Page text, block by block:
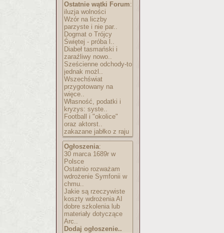
Ostatnie wątki Forum:
iluzja wolności
Wzór na liczby
parzyste i nie par..
Dogmat o Trójcy
Świętej - próba l..
Diabeł tasmański i
zaraźliwy nowo..
Sześcienne odchody-to
jednak możl..
Wszechświat
przygotowany na
więce..
Własność, podatki i
kryzys: syste..
Football i "okolice"
oraz aktorst..
zakazane jabłko z raju
Ogłoszenia:
30 marca 1689r w
Polsce
Ostatnio rozważam
wdrożenie Symfonii w
chmu..
Jakie są rzeczywiste
koszty wdrożenia AI
dobre szkolenia lub
materiały dotyczące
Arc..
Dodaj ogłoszenie..